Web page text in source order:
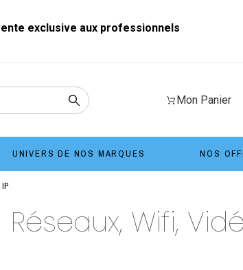
exclusive aux professionnels
Mon Panier
UNIVERS DE NOS MARQUES NOS
Wifi,